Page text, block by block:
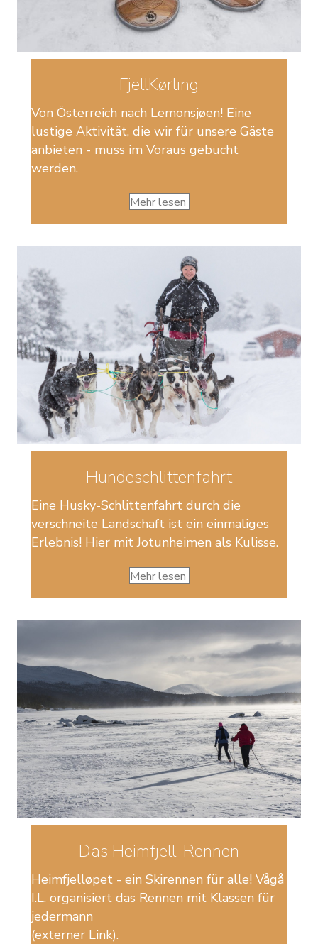
FjellKørling
Von Österreich nach Lemonsjøen! Eine
lustige Aktivität, die wir für unsere Gäste
anbieten - muss im Voraus gebucht
werden.
Mehr lesen
Hundeschlittenfahrt
Eine Husky-Schlittenfahrt durch die
verschneite Landschaft ist ein einmaliges
Erlebnis! Hier mit Jotunheimen als Kulisse.
Mehr lesen
Das Heimfjell-Rennen
Heimfjelløpet - ein Skirennen für alle! Vågå
I.L. organisiert das Rennen mit Klassen für
jedermann
(externer Link).